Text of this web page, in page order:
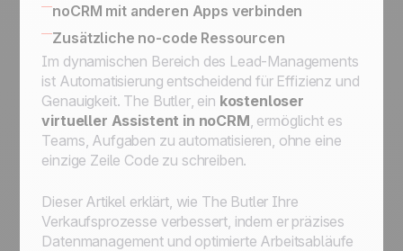
noCRM mit anderen Apps verbinden
Wie Sie noCRM mit Ihrem eigenen
Informationssystem verbinden
noCRM mit anderen Apps verbinden
Zusätzliche no-code Ressourcen
Im dynamischen Bereich des Lead-Managements
ist Automatisierung entscheidend für Effizienz und
Genauigkeit. The Butler, ein kostenloser
virtueller Assistent in noCRM, ermöglicht es
Teams, Aufgaben zu automatisieren, ohne eine
einzige Zeile Code zu schreiben.
Dieser Artikel erklärt, wie The Butler Ihre
Verkaufsprozesse verbessert, indem er präzises
Datenmanagement und optimierte Arbeitsabläufe